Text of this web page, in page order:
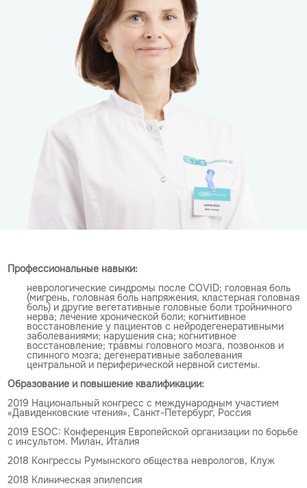
Профессиональные навыки:
неврологические синдромы после COVID; головная боль
(мигрень, головная боль напряжения, кластерная головная
боль) и другие вегетативные головные боли тройничного
нерва; лечение хронической боли; когнитивное
восстановление у пациентов с нейродегенеративными
заболеваниями; нарушения сна; когнитивное
восстановление; травмы головного мозга, позвонков и
спинного мозга; дегенеративные заболевания
центральной и периферической нервной системы.
Образование и повышение квалификации:
2019 Национальный конгресс с международным участием
«Давиденковские чтения», Санкт-Петербург, Россия
2019 ESOC: Конференция Европейской организации по борьбе
с инсультом. Милан, Италия
2018 Конгрессы Румынского общества неврологов, Клуж
2018 Клиническая эпилепсия